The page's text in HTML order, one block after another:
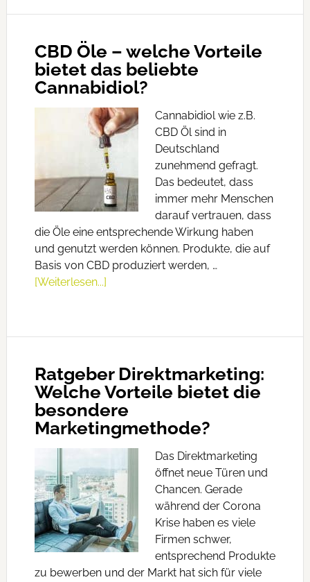
CBD Öle – welche Vorteile
bietet das beliebte
Cannabidiol?
Cannabidiol wie z.B.
CBD Öl sind in
Deutschland
zunehmend gefragt.
Das bedeutet, dass
immer mehr Menschen
darauf vertrauen, dass
die Öle eine entsprechende Wirkung haben
und genutzt werden können. Produkte, die auf
Basis von CBD produziert werden, …
[Weiterlesen...]
Ratgeber Direktmarketing:
Welche Vorteile bietet die
besondere
Marketingmethode?
Das Direktmarketing
öffnet neue Türen und
Chancen. Gerade
während der Corona
Krise haben es viele
Firmen schwer,
entsprechend Produkte
zu bewerben und der Markt hat sich für viele